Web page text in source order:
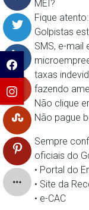
MEI?
Fique
Golpistas
SMS, e-mail
taxas
fazendo
Não clique
Não pague
Sempre
oficiais do
• Portal do
• Site da
• e-CAC